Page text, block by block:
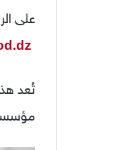
على
تُعد